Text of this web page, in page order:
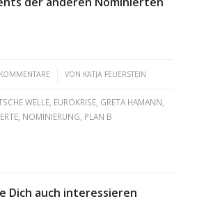
/ VON KATJA FEUERSTEIN
WELLE, EUROKRISE, GRETA HAMANN
NOMINIERUNG PLAN B
Dich auch interessieren